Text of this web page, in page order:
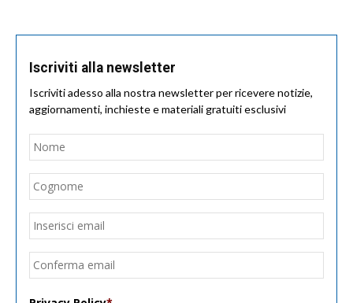
Iscriviti alla newsletter
Iscriviti adesso alla nostra newsletter per ricevere notizie,
aggiornamenti, inchieste e materiali gratuiti esclusivi
Nome
Email